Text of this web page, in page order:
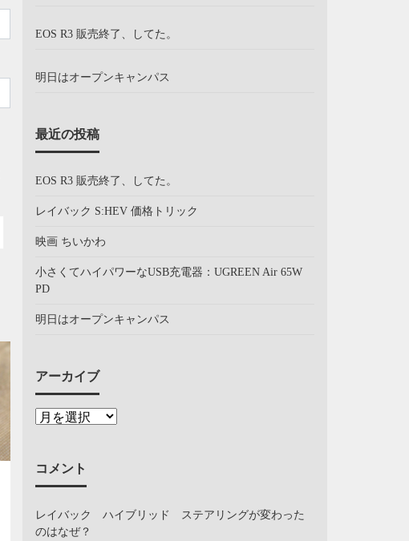
EOS R3 販売終了、してた。
明日はオープンキャンパス
最近の投稿
EOS R3 販売終了、してた。
レイバック S:HEV 価格トリック
映画 ちいかわ
小さくてハイパワーなUSB充電器：UGREEN Air 65W
PD
明日はオープンキャンパス
アーカイブ
コメント
レイバック ハイブリッド ステアリングが変わった
のはなぜ？